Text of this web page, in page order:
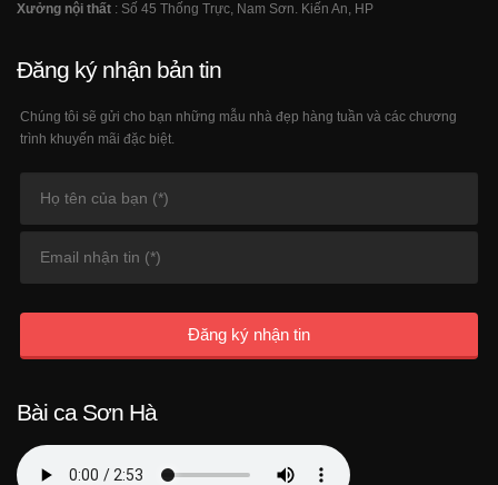
Xưởng nội thất : Số 45 Thống Trực, Nam Sơn. Kiến An, HP
Đăng ký nhận bản tin
Chúng tôi sẽ gửi cho bạn những mẫu nhà đẹp hàng tuần và các chương
trình khuyến mãi đặc biệt.
Đăng ký nhận tin
Bài ca Sơn Hà